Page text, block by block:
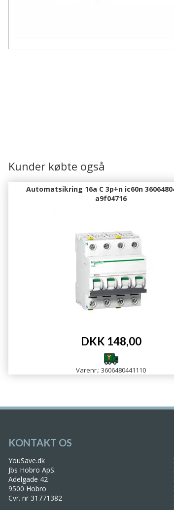
Kunder købte også
Automatsikring 16a C 3p+n ic60n
a9f04716
DKK 148,00
Varenr.: 3606480441110
KONTAKT OS
YouSave.dk
Jbs Hobro ApS.
Adelgade 42
9500 Hobro
Cvr. nr 31771382